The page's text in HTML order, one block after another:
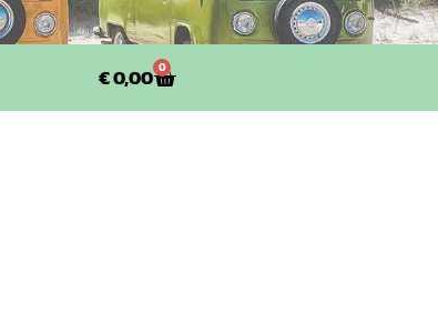
€0,00 0